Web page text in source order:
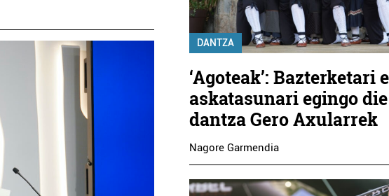
DANTZA
‘Agoteak’: Bazterketari
askatasunari egingo die
dantza Gero Axularrek
Nagore Garmendia